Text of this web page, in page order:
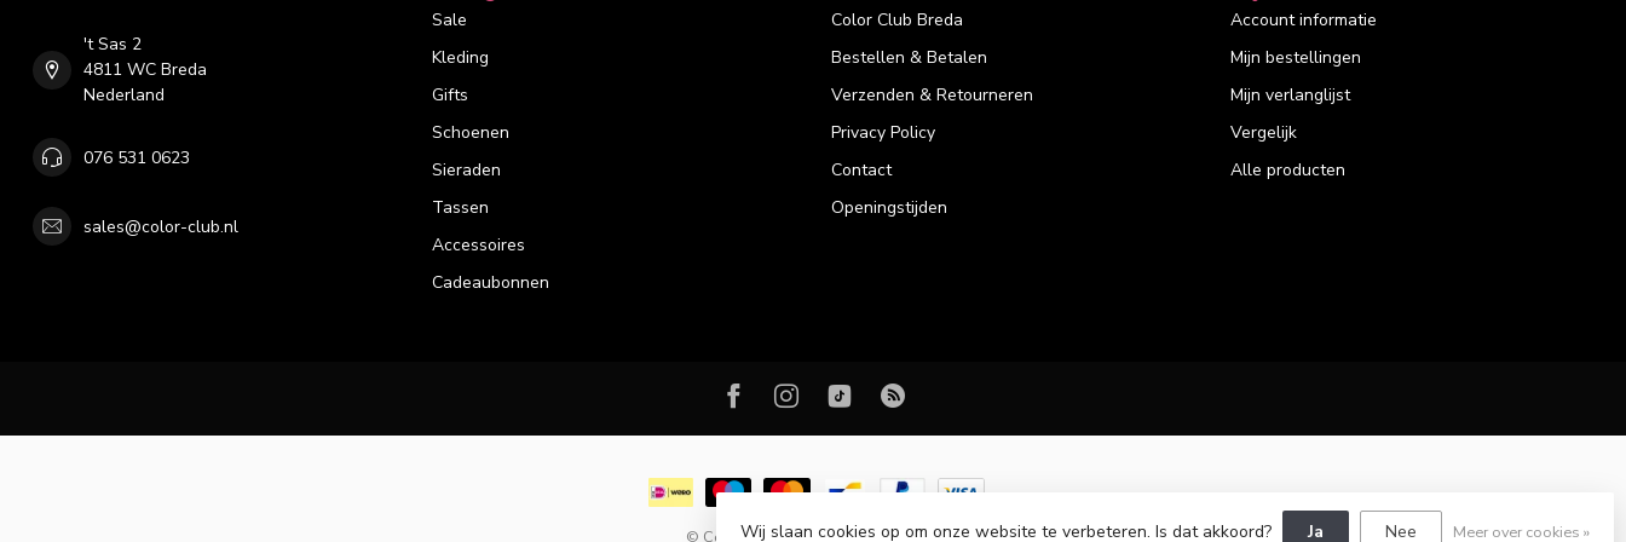
't Sas 2
4811 WC Breda
Nederland
076 531 0623
sales@color-club.nl
Sale
Kleding
Gifts
Schoenen
Sieraden
Tassen
Accessoires
Cadeaubonnen
Color Club Breda
Bestellen & Betalen
Verzenden & Retourneren
Privacy Policy
Contact
Openingstijden
Account informatie
Mijn bestellingen
Mijn verlanglijst
Vergelijk
Alle producten
© Copyright 2026 Color Club Breda
Wij slaan cookies op om onze website te verbeteren. Is dat akkoord? Ja Nee Meer over cookies »